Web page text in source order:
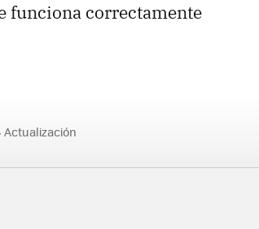
funciona correctamente
Actualización